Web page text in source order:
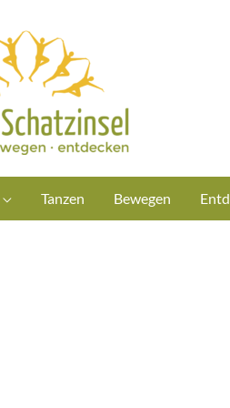
Tanzen Bewegen